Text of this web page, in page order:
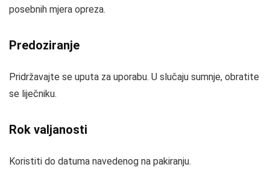
posebnih mjera opreza.
Predoziranje
Pridržavajte se uputa za uporabu. U slučaju sumnje, obratite
se liječniku.
Rok valjanosti
Koristiti do datuma navedenog na pakiranju.